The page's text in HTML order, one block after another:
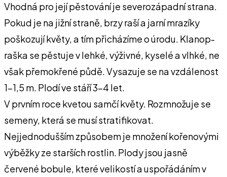
Vhodná pro její pěstování je severozápadní strana.
Pokud je na jižní straně, brzy raší a jarní mrazíky
poškozují květy, a tím přicházíme o úrodu. Klanop-
raška se pěstuje v lehké, výživné, kyselé a vlhké, ne
však přemokřené půdě. Vysazuje se na vzdálenost
1-1,5 m. Plodí ve stáří 3-4 let.
V prvním roce kvetou samčí květy. Rozmnožuje se
semeny, která se musí stratifikovat.
Nejjednodušším způsobem je množení kořenovými
výběžky ze starších rostlin. Plody jsou jasně
červené bobule, které velikostí a uspořádáním v